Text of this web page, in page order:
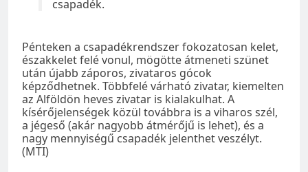
csapadék.
Pénteken a csapadékrendszer fokozatosan kelet,
északkelet felé vonul, mögötte átmeneti szünet
után újabb záporos, zivataros gócok
képződhetnek. Többfelé várható zivatar, kiemelten
az Alföldön heves zivatar is kialakulhat. A
kísérőjelenségek közül továbbra is a viharos szél,
a jégeső (akár nagyobb átmérőjű is lehet), és a
nagy mennyiségű csapadék jelenthet veszélyt.
(MTI)